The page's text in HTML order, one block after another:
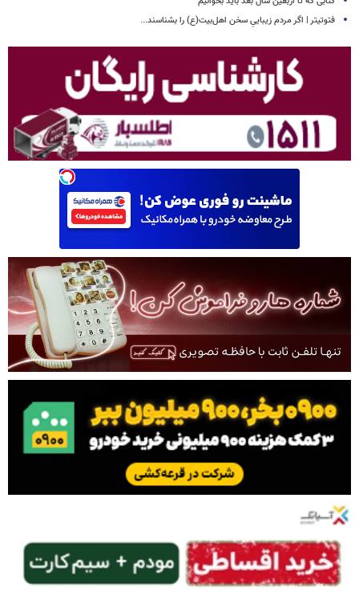
فتوتیتر | اگر مردم زیباییِ سخن اهل‌بیت(ع) را بشناسند...